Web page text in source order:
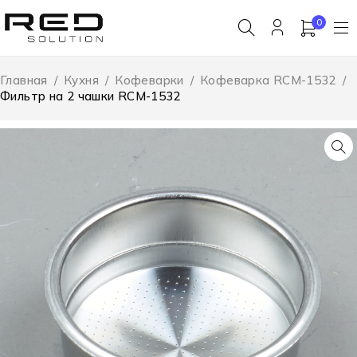
0
Главная / Кухня / Кофеварки / Кофеварка RCM-1532 /
Фильтр на 2 чашки RCM-1532